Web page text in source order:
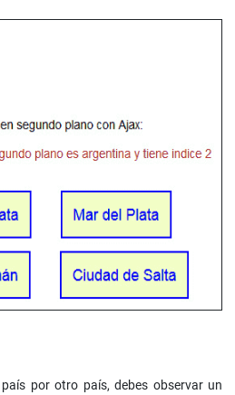
por otro país, debes observar un